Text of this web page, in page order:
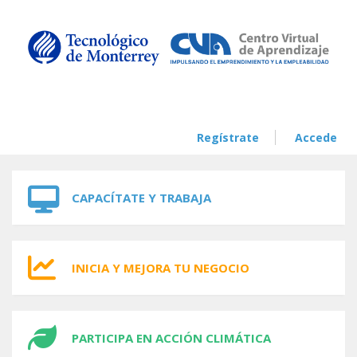
Regístrate Accede
CAPACÍTATE Y TRABAJA
INICIA Y MEJORA TU NEGOCIO
PARTICIPA EN ACCIÓN CLIMÁTICA